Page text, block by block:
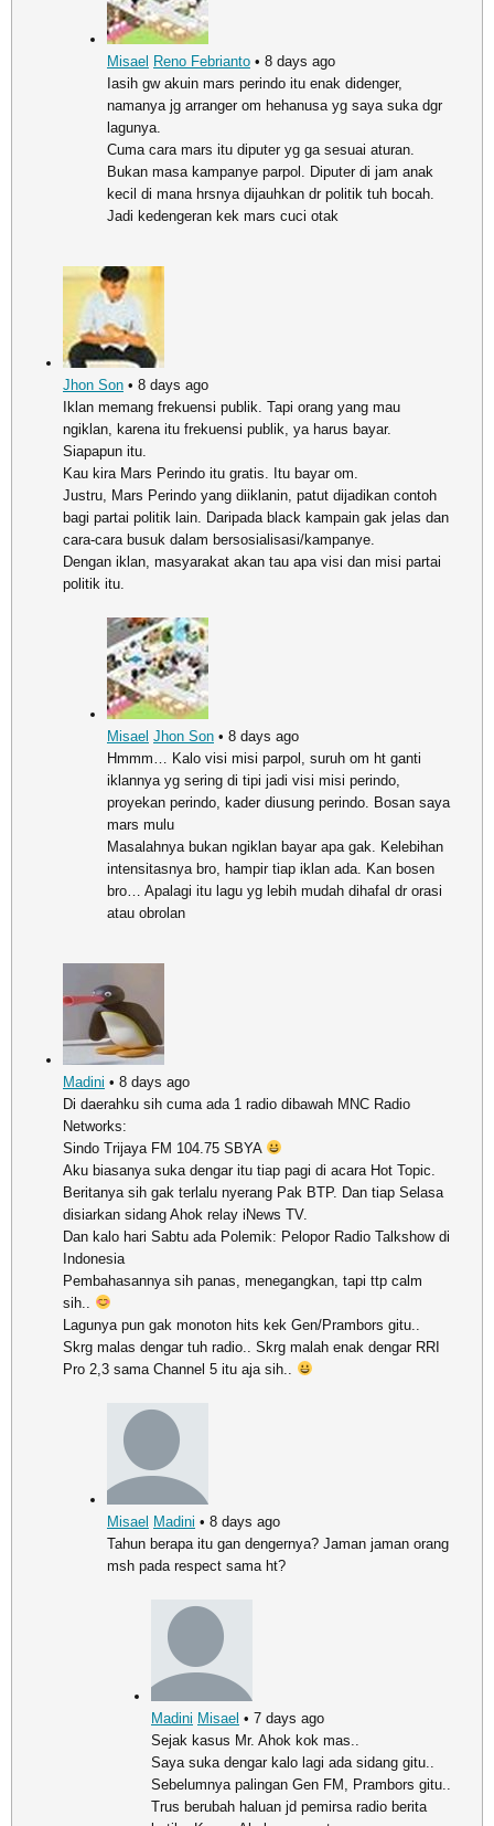
Misael Reno Febrianto • 8 days ago
Iasih gw akuin mars perindo itu enak didenger,
namanya jg arranger om hehanusa yg saya suka dgr
lagunya.
Cuma cara mars itu diputer yg ga sesuai aturan.
Bukan masa kampanye parpol. Diputer di jam anak
kecil di mana hrsnya dijauhkan dr politik tuh bocah.
Jadi kedengeran kek mars cuci otak
Jhon Son • 8 days ago
Iklan memang frekuensi publik. Tapi orang yang mau
ngiklan, karena itu frekuensi publik, ya harus bayar.
Siapapun itu.
Kau kira Mars Perindo itu gratis. Itu bayar om.
Justru, Mars Perindo yang diiklanin, patut dijadikan contoh
bagi partai politik lain. Daripada black kampain gak jelas dan
cara-cara busuk dalam bersosialisasi/kampanye.
Dengan iklan, masyarakat akan tau apa visi dan misi partai
politik itu.
Misael Jhon Son • 8 days ago
Hmmm… Kalo visi misi parpol, suruh om ht ganti
iklannya yg sering di tipi jadi visi misi perindo,
proyekan perindo, kader diusung perindo. Bosan saya
mars mulu
Masalahnya bukan ngiklan bayar apa gak. Kelebihan
intensitasnya bro, hampir tiap iklan ada. Kan bosen
bro… Apalagi itu lagu yg lebih mudah dihafal dr orasi
atau obrolan
Madini • 8 days ago
Di daerahku sih cuma ada 1 radio dibawah MNC Radio
Networks:
Sindo Trijaya FM 104.75 SBYA
Aku biasanya suka dengar itu tiap pagi di acara Hot Topic.
Beritanya sih gak terlalu nyerang Pak BTP. Dan tiap Selasa
disiarkan sidang Ahok relay iNews TV.
Dan kalo hari Sabtu ada Polemik: Pelopor Radio Talkshow di
Indonesia
Pembahasannya sih panas, menegangkan, tapi ttp calm
sih..
Lagunya pun gak monoton hits kek Gen/Prambors gitu..
Skrg malas dengar tuh radio.. Skrg malah enak dengar RRI
Pro 2,3 sama Channel 5 itu aja sih..
Misael Madini • 8 days ago
Tahun berapa itu gan dengernya? Jaman jaman orang
msh pada respect sama ht?
Madini Misael • 7 days ago
Sejak kasus Mr. Ahok kok mas..
Saya suka dengar kalo lagi ada sidang gitu..
Sebelumnya palingan Gen FM, Prambors gitu..
Trus berubah haluan jd pemirsa radio berita